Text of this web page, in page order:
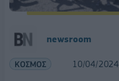
newsroom
ΚΟΣΜΟΣ 10/04/2024